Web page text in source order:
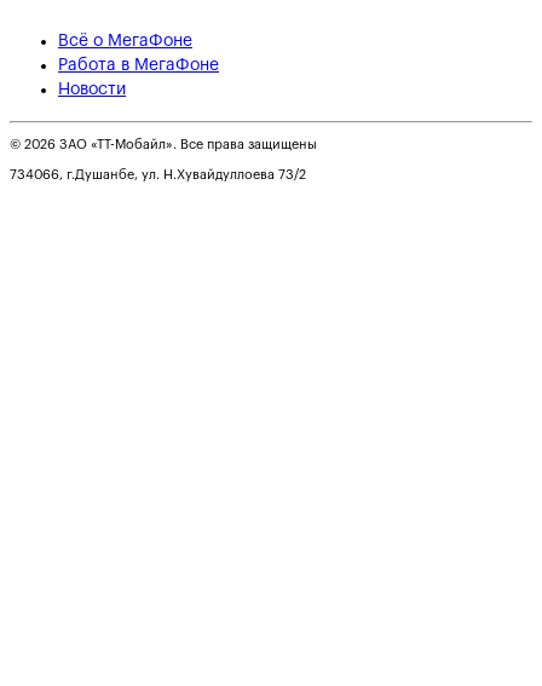
Всё о МегаФоне
Работа в МегаФоне
Новости
© 2026 ЗАО «ТТ-Мобайл». Все права защищены
734066, г.Душанбе, ул. Н.Хувайдуллоева 73/2